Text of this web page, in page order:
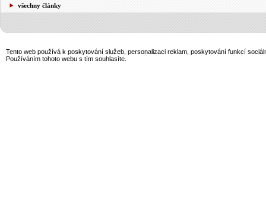
všechny články
Tento web používá k poskytování služeb, personalizaci reklam, poskytování funkcí
Používáním tohoto webu s tím souhlasíte.